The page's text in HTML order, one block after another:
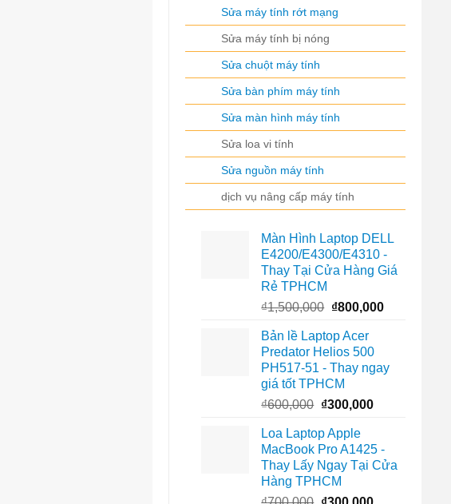
Sửa máy tính rớt mạng
Sửa máy tính bị nóng
Sửa chuột máy tính
Sửa bàn phím máy tính
Sửa màn hình máy tính
Sửa loa vi tính
Sửa nguồn máy tính
dịch vụ nâng cấp máy tính
Màn Hình Laptop DELL
E4200/E4300/E4310 -
Thay Tại Cửa Hàng Giá
Rẻ TPHCM
₫1,500,000 Giá
là:
₫1,500,000.
₫800,000Giá
₫800,000.
Bản lề Laptop Acer
Predator Helios 500
PH517-51 - Thay ngay
giá tốt TPHCM
₫600,000 Giá
là:
₫600,000.
₫300,000Giá
là:
₫300,000.
Loa Laptop Apple
MacBook Pro A1425 -
Thay Lấy Ngay Tại Cửa
Hàng TPHCM
Giá Giá